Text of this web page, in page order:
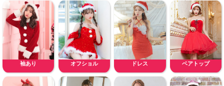
袖あり オフショル ドレス ベアトップ